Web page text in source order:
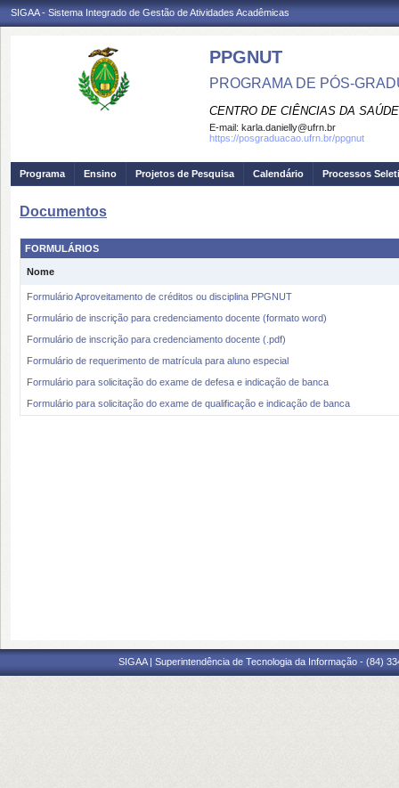
SIGAA - Sistema Integrado de Gestão de Atividades Acadêmicas
PPGNUT
PROGRAMA DE PÓS-
CENTRO DE CIÊNCIAS DA SAÚDE
E-mail: karla.danielly@ufrn.br
https://posgraduacao.ufrn.br/ppgnut
Programa Ensino Projetos de Pesquisa Calendário Processos
Documentos
FORMULÁRIOS
Nome
Formulário Aproveitamento de créditos ou disciplina PPGNUT
Formulário de inscrição para credenciamento docente (formato word)
Formulário de inscrição para credenciamento docente (.pdf)
Formulário de requerimento de matrícula para aluno especial
Formulário para solicitação do exame de defesa e indicação de banca
Formulário para solicitação do exame de qualificação e indicação de banca
SIGAA | Superintendência de Tecnologia da Informação - (84)